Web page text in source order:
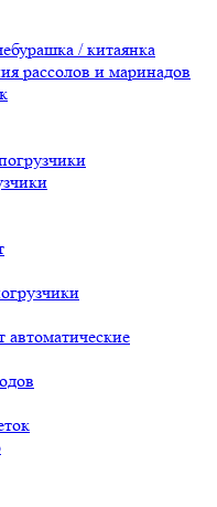
/ китаянка
рассолов и маринадов